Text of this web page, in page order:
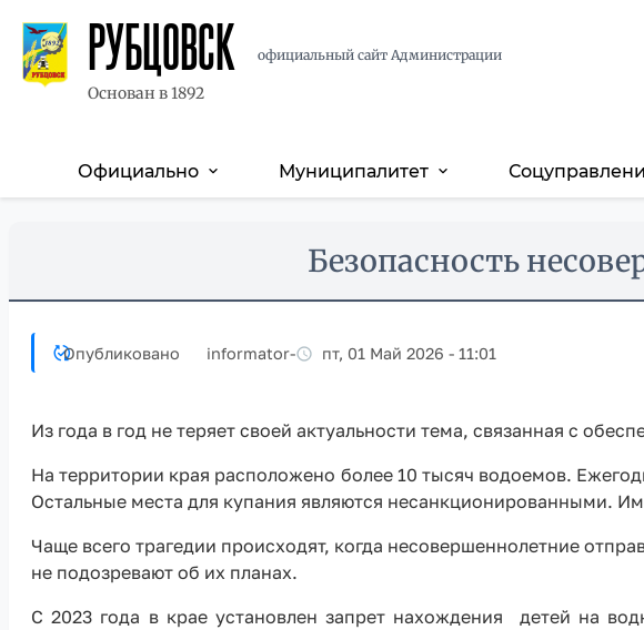
РУБЦОВСК
Основан в 1892
официальный сайт Администрации
Основная
Официально expand_more Муниципалитет expand_more
Безопасность
Опубликовано informator- пт, 01 Май 2026 - 11:01
Из года в год не теряет своей актуальности тема, связанная с
На территории края расположено более 10 тысяч водоемов.
Остальные места для купания являются несанкционированными.
Чаще всего трагедии происходят, когда несовершеннолетние
не подозревают об их планах.
С 2023 года в крае установлен запрет нахождения детей на